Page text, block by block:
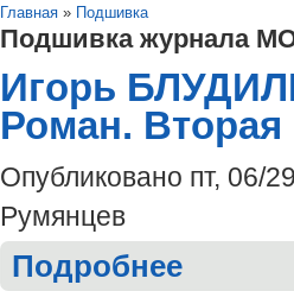
Вы здесь
Главная » Подшивка
Подшивка журнала
Игорь
Роман. Вторая
Опубликовано пт, 06/
Румянцев
Подробнее